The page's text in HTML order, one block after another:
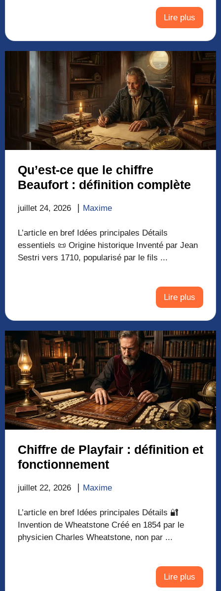
Lire plus
Qu’est-ce que le chiffre
Beaufort : définition complète
juillet 24, 2026 Maxime
L’article en bref Idées principales Détails
essentiels 📜 Origine historique Inventé par Jean
Sestri vers 1710, popularisé par le fils ...
Lire plus
Chiffre de Playfair : définition et
fonctionnement
juillet 22, 2026 Maxime
L’article en bref Idées principales Détails 🔐
Invention de Wheatstone Créé en 1854 par le
physicien Charles Wheatstone, non par ...
Lire plus